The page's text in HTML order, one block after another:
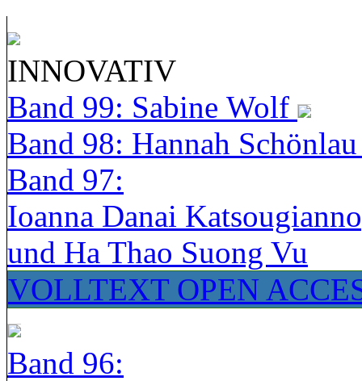
INNOVATIV
Band 99: Sabine Wolf
Band 98: Hannah
Band 97:
Ioanna Danai
und Ha Thao Suong Vu
VOLLTEXT OPEN
Band 96: